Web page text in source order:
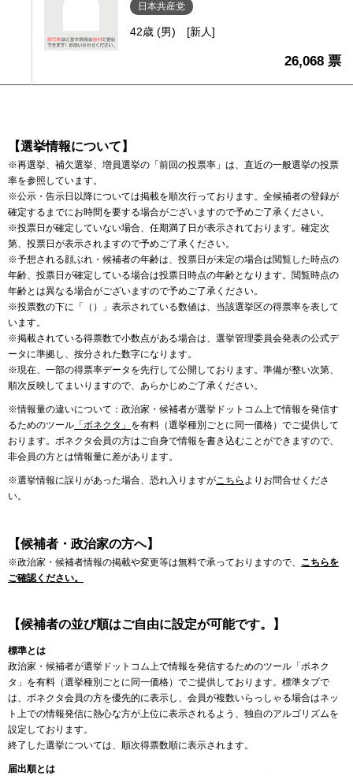
日本共産党
42歳 (男) [新人]
26,068 票
【選挙情報について】
※再選挙、補欠選挙、増員選挙の「前回の投票率」は、直近の一般選挙の投票
率を参照しています。
※公示・告示日以降については掲載を順次行っております。全候補者の登録が
確定するまでにお時間を要する場合がございますので予めご了承ください。
※投票日が確定していない場合、任期満了日が表示されております。確定次
第、投票日が表示されますので予めご了承ください。
※予想される顔ぶれ・候補者の年齢は、投票日が未定の場合は閲覧した時点の
年齢、投票日が確定している場合は投票日時点の年齢となります。閲覧時点の
年齢とは異なる場合がございますので予めご了承ください。
※投票数の下に「（）」表示されている数値は、当該選挙区の得票率を表して
います。
※掲載されている得票数で小数点がある場合は、選挙管理委員会発表の公式デ
ータに準拠し、按分された数字になります。
※現在、一部の得票率データを先行して公開しております。準備が整い次第、
順次反映してまいりますので、あらかじめご了承ください。
※情報量の違いについて：政治家・候補者が選挙ドットコム上で情報を発信す
るためのツール 「ボネクタ」 を有料（選挙種別ごとに同一価格）でご提供して
おります。ボネクタ会員の方はご自身で情報を書き込むことができますので、
非会員の方とは情報量に差があります。
※選挙情報に誤りがあった場合、恐れ入りますがこちら よりお問合せくださ
い。
【候補者・政治家の方へ】
※政治家・候補者情報の掲載や変更等は無料で承っておりますので、 こちらを
ご確認ください。
【候補者の並び順はご自由に設定が可能です。】
標準とは
政治家・候補者が選挙ドットコム上で情報を発信するためのツール「ボネク
タ」を有料（選挙種別ごとに同一価格）でご提供しております。標準タブで
は、ボネクタ会員の方を優先的に表示し、会員が複数いらっしゃる場合はネッ
ト上での情報発信に熱心な方が上位に表示されるよう、独自のアルゴリズムを
設定しております。
終了した選挙については、順次得票数順に表示されます。
届出順とは